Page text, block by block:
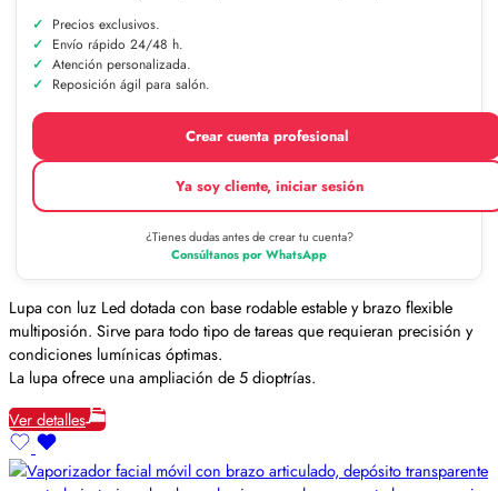
Precios exclusivos.
Envío rápido 24/48 h.
Atención personalizada.
Reposición ágil para salón.
Crear cuenta profesional
Ya soy cliente, iniciar sesión
¿Tienes dudas antes de crear tu cuenta?
Consúltanos por WhatsApp
Lupa con luz Led dotada con base rodable estable y brazo flexible
multiposión. Sirve para todo tipo de tareas que requieran precisión y
condiciones lumínicas óptimas.
La lupa ofrece una ampliación de 5 dioptrías.
Ver detalles